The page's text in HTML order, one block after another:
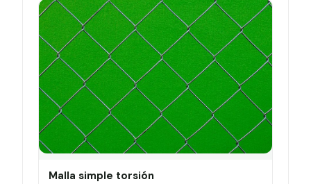
Malla simple torsión